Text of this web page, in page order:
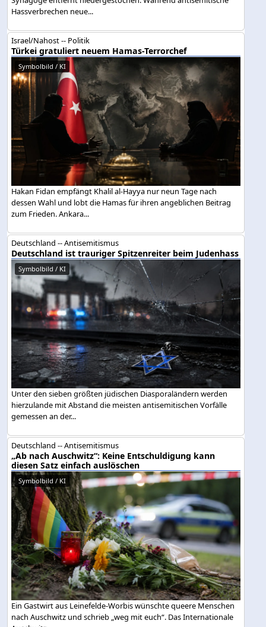
Hassverbrechen neue...
Israel/Nahost -- Politik
Türkei gratuliert neuem Hamas-Terrorchef
Symbolbild / KI
Hakan Fidan empfängt Khalil al-Hayya nur neun Tage nach
dessen Wahl und lobt die Hamas für ihren angeblichen Beitrag
zum Frieden. Ankara...
Deutschland -- Antisemitismus
Deutschland ist trauriger Spitzenreiter beim Judenhass
Symbolbild / KI
Unter den sieben größten jüdischen Diasporaländern werden
hierzulande mit Abstand die meisten antisemitischen Vorfälle
gemessen an der...
Deutschland -- Antisemitismus
„Ab nach Auschwitz“: Keine Entschuldigung kann
diesen Satz einfach auslöschen
Symbolbild / KI
Ein Gastwirt aus Leinefelde-Worbis wünschte queere Menschen
nach Auschwitz und schrieb „weg mit euch“. Das Internationale